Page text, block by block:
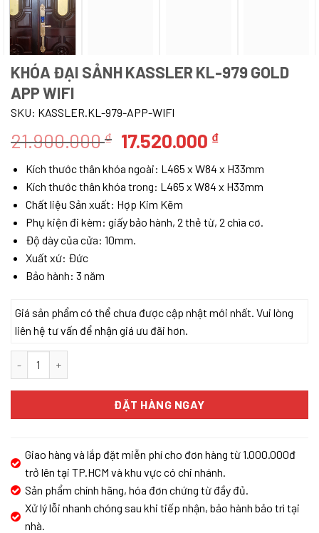
KHÓA ĐẠI SẢNH KASSLER KL-979 GOLD
APP WIFI
SKU: KASSLER.KL-979-APP-WIFI
21.900.000₫ Giá
là:
21.900.000 ₫.
17.520.000 ₫Giá
tại
là:
17.520.000
Kích thước thân khóa ngoài: L465 x W84 x H33mm
Kích thước thân khóa trong: L465 x W84 x H33mm
Chất liệu Sản xuất: Hợp Kim Kẽm
Phụ kiện đi kèm: giấy bảo hành, 2 thẻ từ, 2 chìa cơ.
Độ dày của cửa: 10mm.
Xuất xứ: Đức
Bảo hành: 3 năm
Giá sản phẩm có thể chưa được cập nhật mới nhất. Vui lòng
liên hệ tư vấn để nhận giá ưu đãi hơn.
ĐẶT HÀNG NGAY
Giao hàng và lắp đặt miễn phí cho đơn hàng từ 1.000.000đ
trở lên tại TP.HCM và khu vực có chi nhánh.
Sản phẩm chính hãng, hóa đơn chứng từ đầy đủ.
Xử lý lỗi nhanh chóng sau khi tiếp nhận, bảo hành bảo trì tại
nhà.